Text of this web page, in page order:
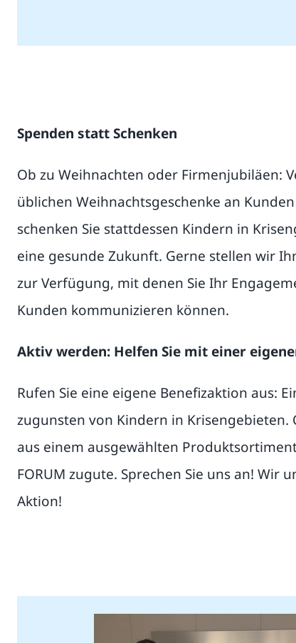
Spenden statt Schenken
Ob zu Weihnachten oder Firmenjubiläen:
üblichen Weihnachtsgeschenke an
schenken Sie stattdessen Kindern in
eine gesunde Zukunft. Gerne stellen wir
zur Verfügung, mit denen Sie Ihr
Kunden kommunizieren können.
Aktiv werden: Helfen Sie mit einer
Rufen Sie eine eigene Benefizaktion aus:
zugunsten von Kindern in Krisengebieten.
aus einem ausgewählten
FORUM zugute. Sprechen Sie uns an! Wir
Aktion!